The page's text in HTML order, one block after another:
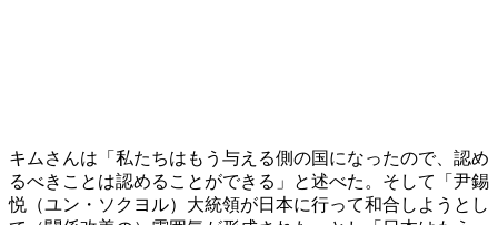
キムさんは「私たちはもう与える側の国になったので、認め
るべきことは認めることができる」と述べた。そして「尹錫
悦（ユン・ソクヨル）大統領が日本に行って和合しようとし